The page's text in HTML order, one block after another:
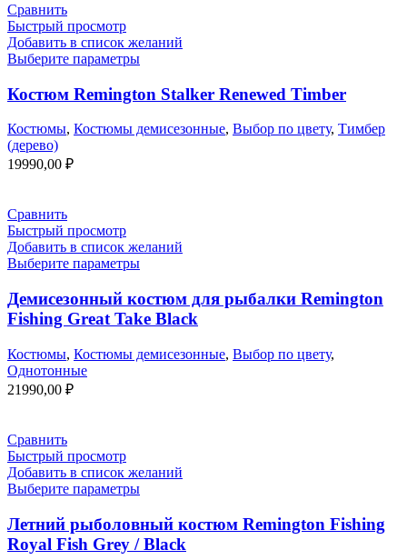
Сравнить
Быстрый просмотр
Добавить в список желаний
Выберите параметры
Костюм Remington Stalker Renewed Timber
Костюмы, Костюмы демисезонные, Выбор по цвету, Тимбер
(дерево)
19990,00 ₽
Сравнить
Быстрый просмотр
Добавить в список желаний
Выберите параметры
Демисезонный костюм для рыбалки Remington
Fishing Great Take Black
Костюмы, Костюмы демисезонные, Выбор по цвету,
Однотонные
21990,00 ₽
Сравнить
Быстрый просмотр
Добавить в список желаний
Выберите параметры
Летний рыболовный костюм Remington Fishing
Royal Fish Grey / Black